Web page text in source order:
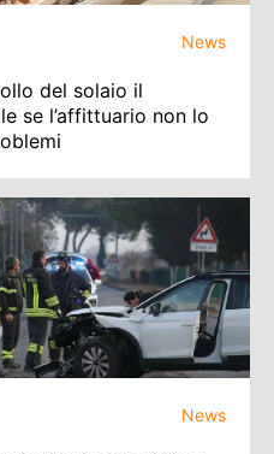
News
del solaio il
se l’affittuario non lo
News